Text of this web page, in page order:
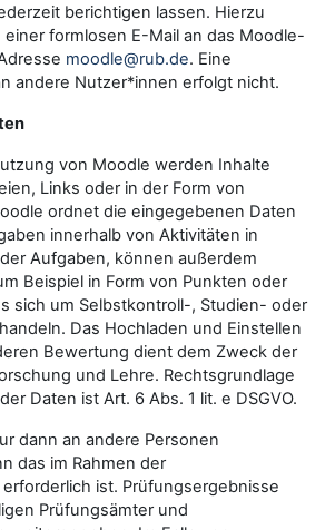
berichtigen lassen. Hierzu
formlosen E-Mail an das Moodle-
moodle@rub.de. Eine
andere Nutzer*innen erfolgt nicht.
von Moodle werden Inhalte
Links oder in der Form von
ordnet die eingegebenen Daten
innerhalb von Aktivitäten in
Aufgaben, können außerdem
Beispiel in Form von Punkten oder
sich um Selbstkontroll-, Studien- oder
Das Hochladen und Einstellen
Bewertung dient dem Zweck der
und Lehre. Rechtsgrundlage
Daten ist Art. 6 Abs. 1 lit. e DSGVO.
dann an andere Personen
das im Rahmen der
ist. Prüfungsergebnisse
Prüfungsämter und